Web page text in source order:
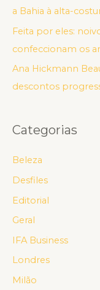
a Bahia à alta-
Feita por eles:
confeccionam os
Ana Hickmann
descontos
Categorias
Beleza
Desfiles
Editorial
Geral
IFA Business
Londres
Milão